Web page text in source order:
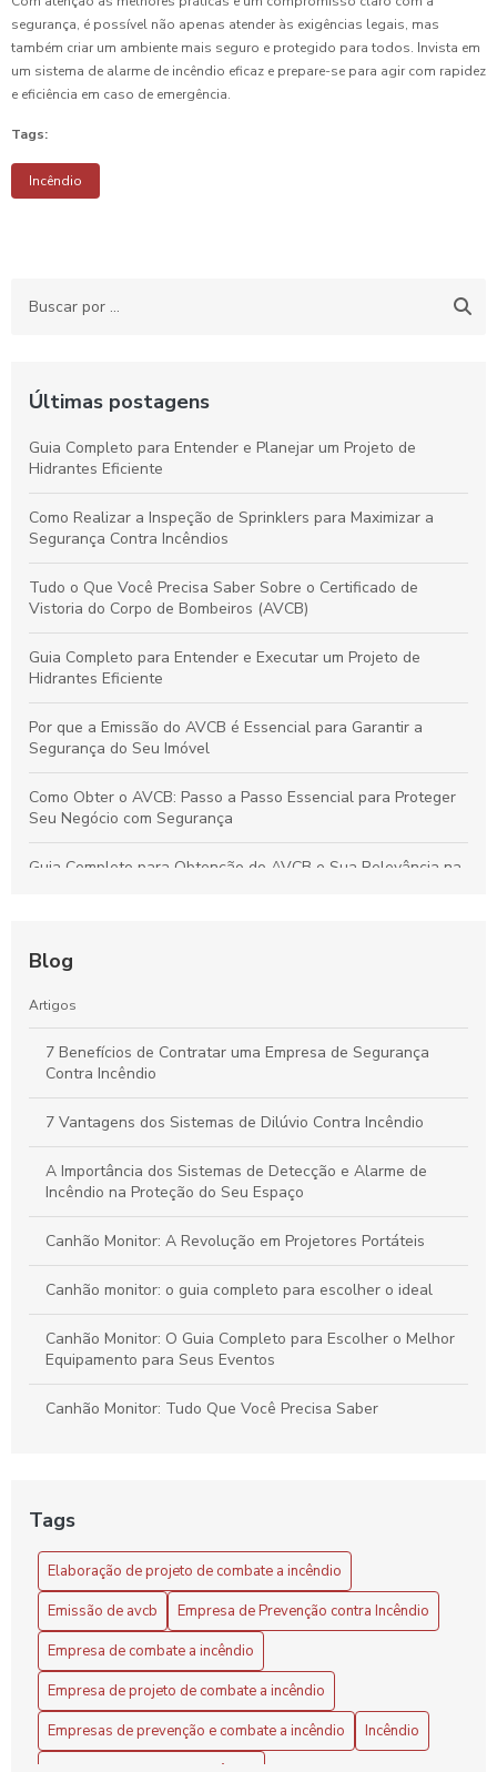
segurança, é possível não apenas atender às exigências legais, mas
também criar um ambiente mais seguro e protegido para todos. Invista em
um sistema de alarme de incêndio eficaz e prepare-se para agir com rapidez
e eficiência em caso de emergência.
Tags:
Incêndio
Últimas postagens
Guia Completo para Entender e Planejar um Projeto de
Hidrantes Eficiente
Como Realizar a Inspeção de Sprinklers para Maximizar a
Segurança Contra Incêndios
Tudo o Que Você Precisa Saber Sobre o Certificado de
Vistoria do Corpo de Bombeiros (AVCB)
Guia Completo para Entender e Executar um Projeto de
Hidrantes Eficiente
Por que a Emissão do AVCB é Essencial para Garantir a
Segurança do Seu Imóvel
Como Obter o AVCB: Passo a Passo Essencial para Proteger
Seu Negócio com Segurança
Guia Completo para Obtenção do AVCB e Sua Relevância na
Importância e Vantagens para a Segurança Contra Incêndios
Guia Definitivo para Inspeção de Sistemas de Sprinklers:
Segurança e Eficiência em Ambientes Comerciais
Emissão de AVCB: Passos Essenciais para Garantir a
Segurança Contra Incêndios na Sua Empresa
Blog
Artigos
7 Benefícios de Contratar uma Empresa de Segurança
Contra Incêndio
7 Vantagens dos Sistemas de Dilúvio Contra Incêndio
A Importância dos Sistemas de Detecção e Alarme de
Incêndio na Proteção do Seu Espaço
Canhão Monitor: A Revolução em Projetores Portáteis
Canhão monitor: o guia completo para escolher o ideal
Canhão Monitor: O Guia Completo para Escolher o Melhor
Equipamento para Seus Eventos
Canhão Monitor: Tudo Que Você Precisa Saber
Incêndio
Como Calcular o Valor de Projeto de Combate a Incêndio
de Forma Eficiente
Como calcular o valor de um projeto preventivo de incêndio
de forma eficaz
Como calcular o valor do projeto preventivo de incêndio de
forma eficaz
Tags
Elaboração de projeto de combate a incêndio
Emissão de avcb
Empresa de Prevenção contra Incêndio
Empresa de combate a incêndio
Empresa de projeto de combate a incêndio
Empresas de prevenção e combate a incêndio
Incêndio